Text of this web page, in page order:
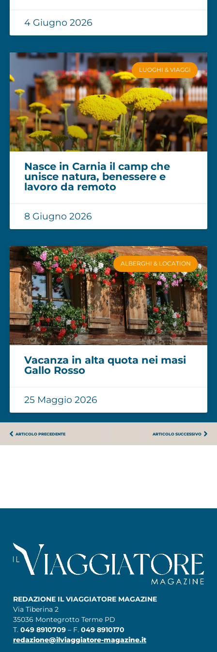
4 Giugno 2026
LUOGHI & VIAGGI
Nasce in Carnia il camp che
unisce natura, benessere e
lavoro da remoto
8 Giugno 2026
ALBERGHI & LOCATION
Vacanza in alta quota nei masi
Gallo Rosso
25 Maggio 2026
ARTICOLO PRECEDENTE ARTICOLO SUCCESSIVO
REDAZIONE IL VIAGGIATORE MAGAZINE
Via Tiberina 2
35036 Montegrotto Terme PD
T. 049 8910709 – F. 049 8910170
redazione@ilviaggiatore-magazine.it